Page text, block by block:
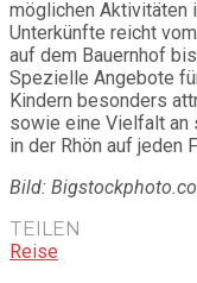
möglichen Aktivitäten
Unterkünfte reicht
auf dem Bauernhof
Spezielle Angebote
Kindern besonders
sowie eine Vielfalt an
in der Rhön auf jeden
Bild:
TEILEN
Reise